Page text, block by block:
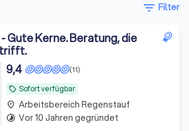
filter_list Filter
Gute Kerne. Beratung, die
trifft.
local_offer Sofort verfügbar
(11)
9,4
place Arbeitsbereich Regenstauf
timelapse Vor 10 Jahren gegründet